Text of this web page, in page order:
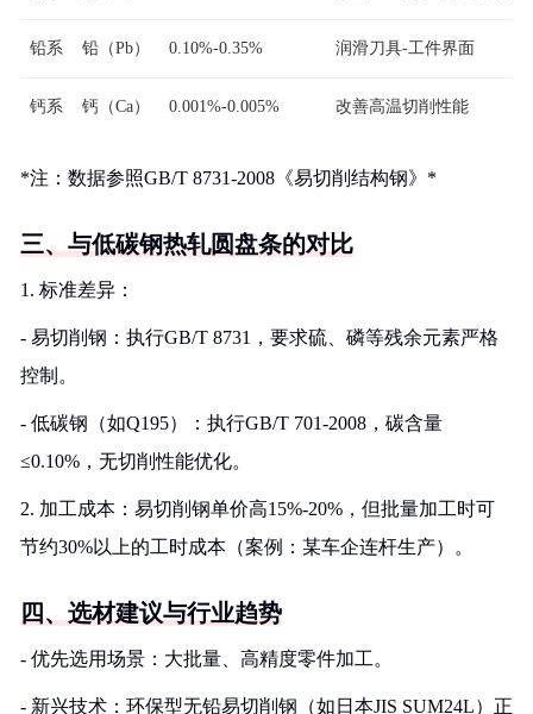
铅系 铅（Pb） 0.10%-0.35% 润滑刀具-工件界面
钙系 钙（Ca） 0.001%-0.005% 改善高温切削性能
*注：数据参照GB/T 8731-2008《易切削结构钢》*
三、与低碳钢热轧圆盘条的对比
1. 标准差异：
- 易切削钢：执行GB/T 8731，要求硫、磷等残余元素严格
控制。
- 低碳钢（如Q195）：执行GB/T 701-2008，碳含量
≤0.10%，无切削性能优化。
2. 加工成本：易切削钢单价高15%-20%，但批量加工时可
节约30%以上的工时成本（案例：某车企连杆生产）。
四、选材建议与行业趋势
- 优先选用场景：大批量、高精度零件加工。
- 新兴技术：环保型无铅易切削钢（如日本JIS SUM24L）正